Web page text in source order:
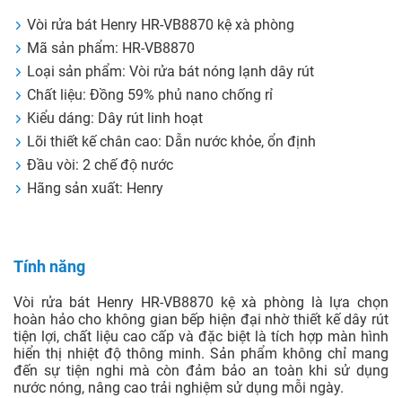
Vòi rửa bát Henry HR-VB8870 kệ xà phòng
Mã sản phẩm: HR-VB8870
Loại sản phẩm: Vòi rửa bát nóng lạnh dây rút
Chất liệu: Đồng 59% phủ nano chống rỉ
Kiểu dáng: Dây rút linh hoạt
Lõi thiết kế chân cao: Dẫn nước khỏe, ổn định
Đầu vòi: 2 chế độ nước
Hãng sản xuất: Henry
Tính năng
Vòi rửa bát Henry HR-VB8870 kệ xà phòng là lựa chọn
hoàn hảo cho không gian bếp hiện đại nhờ thiết kế dây rút
tiện lợi, chất liệu cao cấp và đặc biệt là tích hợp màn hình
hiển thị nhiệt độ thông minh. Sản phẩm không chỉ mang
đến sự tiện nghi mà còn đảm bảo an toàn khi sử dụng
nước nóng, nâng cao trải nghiệm sử dụng mỗi ngày.